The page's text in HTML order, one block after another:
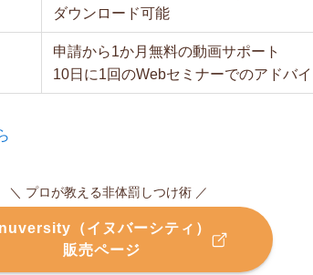
ダウンロード可能
申請から1か月無料の動画サポート
10日に1回のWebセミナーでのアドバ
＼ プロが教える非体罰しつけ術 ／
Inuversity（イヌバーシティ）
販売ページ